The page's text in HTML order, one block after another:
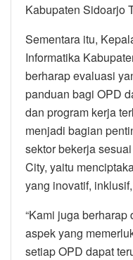
Kabupaten Sidoarjo
Sementara itu,
Informatika
berharap evaluasi
panduan bagi OPD
dan program kerja
menjadi bagian
sektor bekerja
City, yaitu
yang inovatif,
“Kami juga
aspek yang
setiap OPD dapat